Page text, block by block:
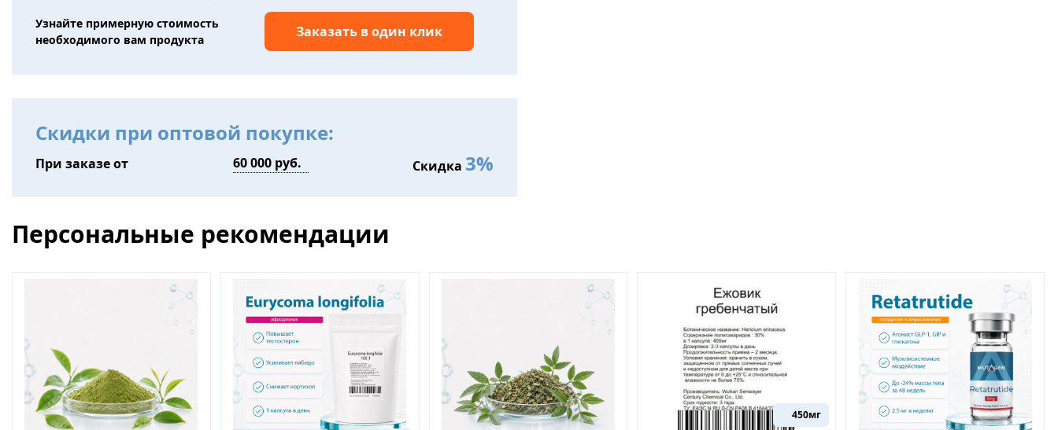
Узнайте примерную стоимость
необходимого вам продукта
Заказать в один клик
Скидки при оптовой покупке:
При заказе от Скидка 3%
Персональные рекомендации
450мг